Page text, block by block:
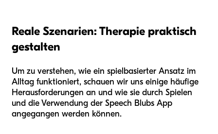
Reale Szenarien: Therapie praktisch
gestalten
Um zu verstehen, wie ein spielbasierter Ansatz im
Alltag funktioniert, schauen wir uns einige häufige
Herausforderungen an und wie sie durch Spielen
und die Verwendung der Speech Blubs App
angegangen werden können.